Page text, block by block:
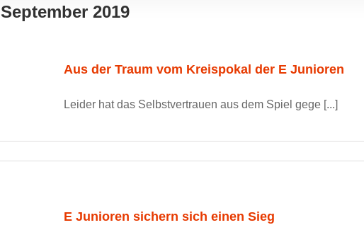
September 2019
Aus der Traum vom Kreispokal der E Junioren
Leider hat das Selbstvertrauen aus dem Spiel gege [...]
E Junioren sichern sich einen Sieg